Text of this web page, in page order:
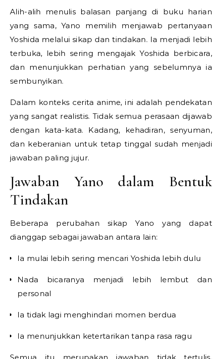
Alih-alih menulis balasan panjang di buku harian
yang sama, Yano memilih menjawab pertanyaan
Yoshida melalui sikap dan tindakan. Ia menjadi lebih
terbuka, lebih sering mengajak Yoshida berbicara,
dan menunjukkan perhatian yang sebelumnya ia
sembunyikan.
Dalam konteks cerita anime, ini adalah pendekatan
yang sangat realistis. Tidak semua perasaan dijawab
dengan kata-kata. Kadang, kehadiran, senyuman,
dan keberanian untuk tetap tinggal sudah menjadi
jawaban paling jujur.
Jawaban Yano dalam Bentuk
Tindakan
Beberapa perubahan sikap Yano yang dapat
dianggap sebagai jawaban antara lain:
Ia mulai lebih sering mencari Yoshida lebih dulu
Nada bicaranya menjadi lebih lembut dan
personal
Ia tidak lagi menghindari momen berdua
Ia menunjukkan ketertarikan tanpa rasa ragu